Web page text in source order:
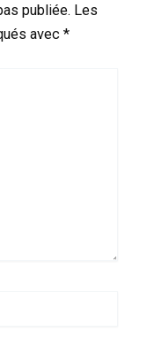
publiée. Les
avec *